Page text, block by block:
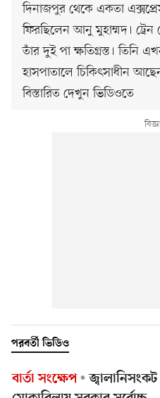
দিনাজপুর থেকে একতা
ফিরছিলেন আনু মুহাম্মদ।
তাঁর দুই পা ক্ষতিগ্রস্ত। তিনি
হাসপাতালে চিকিৎসাধীন
বিস্তারিত দেখুন ভিডিওতে
পরবর্তী ভিডিও
বার্তা সংক্ষেপ
জ্বালানিসংকট